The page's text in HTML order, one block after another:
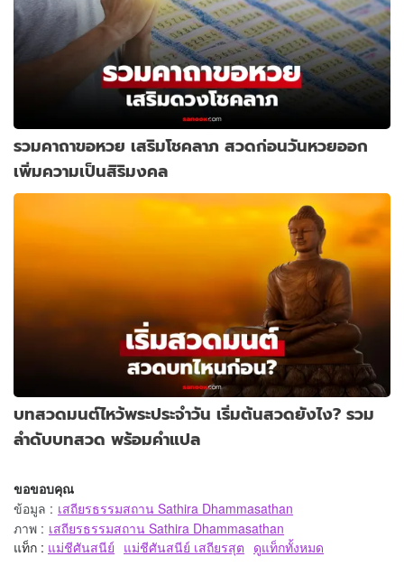
รวมคาถาขอหวย เสริมโชคลาภ สวดก่อนวันหวยออก
เพิ่มความเป็นสิริมงคล
บทสวดมนต์ไหว้พระประจำวัน เริ่มต้นสวดยังไง? รวม
ลำดับบทสวด พร้อมคำแปล
ขอขอบคุณ
ข้อมูล : เสถียรธรรมสถาน Sathira Dhammasathan
ภาพ : เสถียรธรรมสถาน Sathira Dhammasathan
แท็ก : แม่ชีศันสนีย์ แม่ชีศันสนีย์ เสถียรสุต ดูแท็กทั้งหมด